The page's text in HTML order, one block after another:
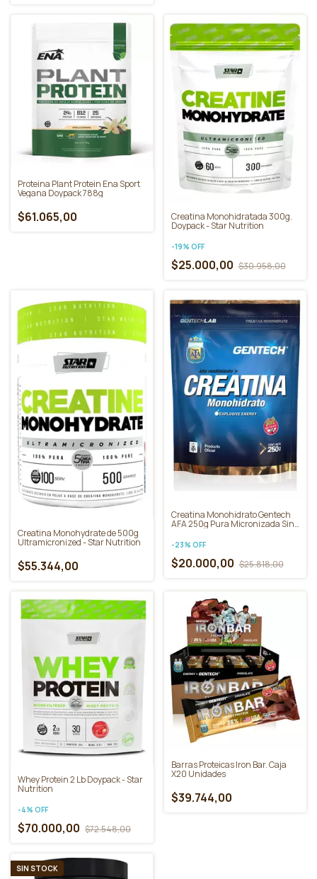
Proteina Plant Protein Ena Sport
Vegana Doypack 788g
$61.065,00 Creatina Monohidratada 300g.
Doypack - Star Nutrition
-19% OFF
$25.000,00 $30.958,00
Creatina Monohydrate de 500g
Ultramicronized - Star Nutrition
$55.344,00
Creatina Monohidrato Gentech
AFA 250g Pura Micronizada Sin
-23% OFF
$20.000,00 $25.818,00
Whey Protein 2 Lb Doypack - Star
Nutrition
-4% OFF
$70.000,00 $72.548,00
Barras Proteicas Iron Bar. Caja
X20 Unidades
$39.744,00
SIN STOCK